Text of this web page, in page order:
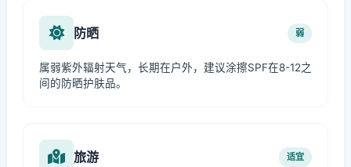
防晒 弱
属弱紫外辐射天气，长期在户外，建议涂擦SPF在8-12之
间的防晒护肤品。
旅游 适宜